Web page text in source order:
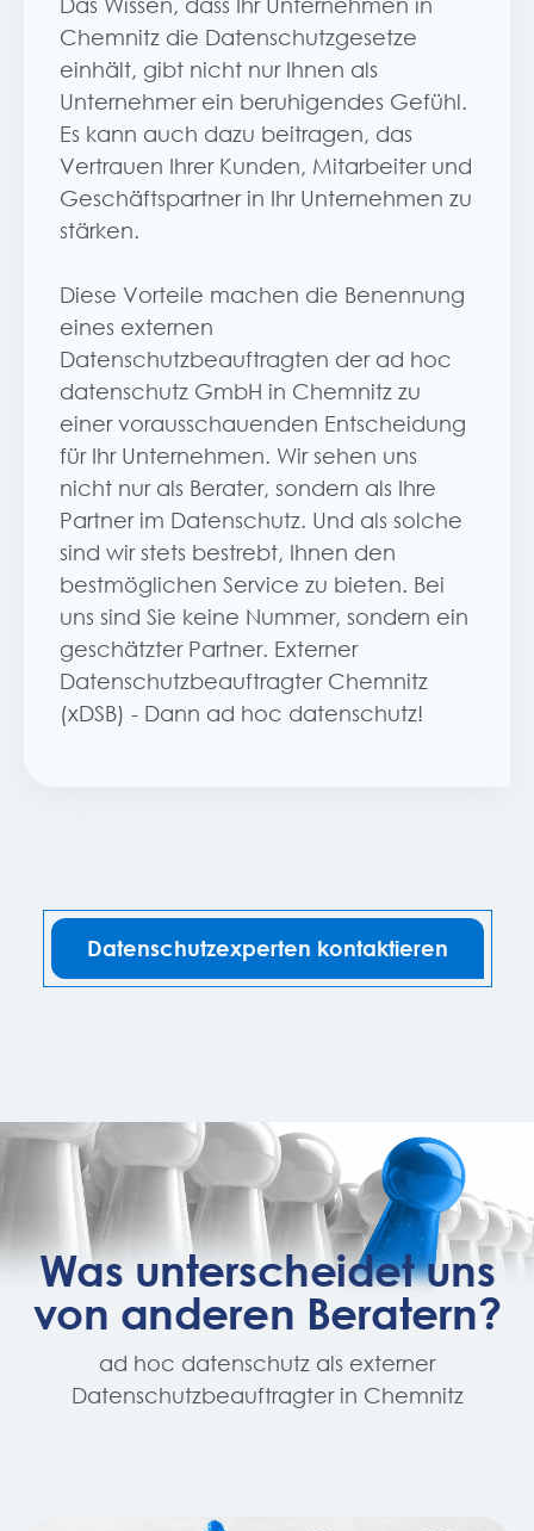
Chemnitz die Datenschutzgesetze
einhält, gibt nicht nur Ihnen als
Unternehmer ein beruhigendes Gefühl.
Es kann auch dazu beitragen, das
Vertrauen Ihrer Kunden, Mitarbeiter und
Geschäftspartner in Ihr Unternehmen zu
stärken.
Diese Vorteile machen die Benennung
eines externen
Datenschutzbeauftragten der ad hoc
datenschutz GmbH in Chemnitz zu
einer vorausschauenden Entscheidung
für Ihr Unternehmen. Wir sehen uns
nicht nur als Berater, sondern als Ihre
Partner im Datenschutz. Und als solche
sind wir stets bestrebt, Ihnen den
bestmöglichen Service zu bieten. Bei
uns sind Sie keine Nummer, sondern ein
geschätzter Partner. Externer
Datenschutzbeauftragter Chemnitz
(xDSB) - Dann ad hoc datenschutz!
Datenschutzexperten kontaktieren
Was unterscheidet uns
von anderen Beratern?
ad hoc datenschutz als externer
Datenschutzbeauftragter in Chemnitz